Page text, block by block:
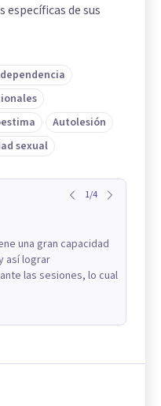
específicas de sus
Autolesión
sexual
1/4
una gran capacidad
así lograr
las sesiones, lo cual